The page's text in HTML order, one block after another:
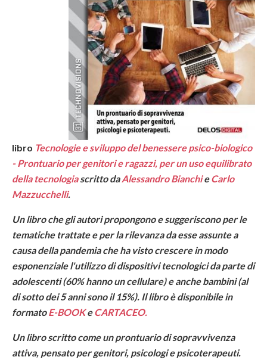
libro Tecnologie e sviluppo del benessere psico-biologico
- Prontuario per genitori e ragazzi, per un uso equilibrato
della tecnologia scritto daAlessandro Bianchi eCarlo
Mazzucchelli.
Un libro che gli autori propongono e suggeriscono per le
tematiche trattate e per la rilevanza da esse assunte a
causa della pandemia che ha visto crescere in modo
esponenziale l'utilizzo di dispositivi tecnologici da parte di
adolescenti (60% hanno un cellulare) e anche bambini (al
di sotto dei 5 anni sono il 15%). Il libro è disponibile in
formatoE-BOOKeCARTACEO.
Un libro scritto come un prontuario di sopravvivenza
attiva, pensato per genitori, psicologi e psicoterapeuti.